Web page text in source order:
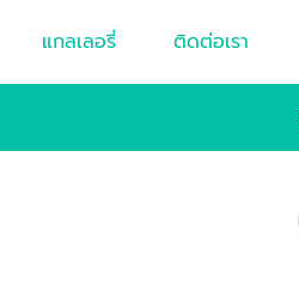
แกลเลอรี่ ติดต่อเรา